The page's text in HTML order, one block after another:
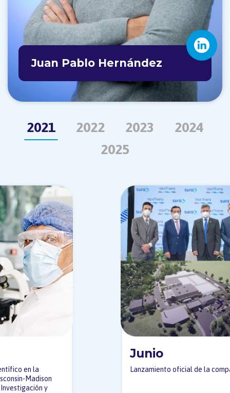
Juan Pablo Hernández
2021 2022 2023
2024
2025
en la
Madison
y
Junio
Lanzamiento oficial de la